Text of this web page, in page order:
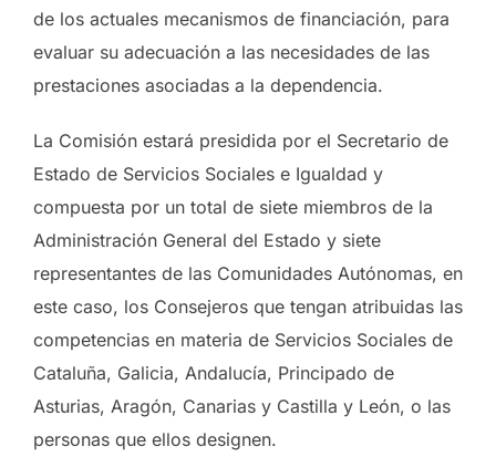
de los actuales mecanismos de financiación, para
evaluar su adecuación a las necesidades de las
prestaciones asociadas a la dependencia.
La Comisión estará presidida por el Secretario de
Estado de Servicios Sociales e Igualdad y
compuesta por un total de siete miembros de la
Administración General del Estado y siete
representantes de las Comunidades Autónomas, en
este caso, los Consejeros que tengan atribuidas las
competencias en materia de Servicios Sociales de
Cataluña, Galicia, Andalucía, Principado de
Asturias, Aragón, Canarias y Castilla y León, o las
personas que ellos designen.